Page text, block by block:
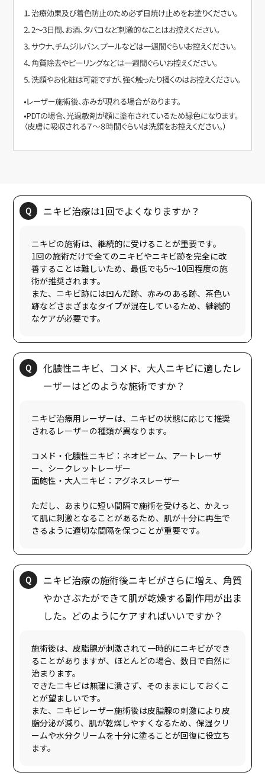
ニキビの施術は、継続的に受けることが重要です。
1回の施術だけで全てのニキビやニキビ跡を完全に改
善することは難しいため、最低でも5〜10回程度の施
術が推奨されます。
また、ニキビ跡には凹んだ跡、赤みのある跡、茶色い
跡などさまざまなタイプが混在しているため、継続的
化膿性ニキビ、コメド、大人ニキビに適したレ
ニキビ治療用レーザーは、ニキビの状態に応じて推奨
されるレーザーの種類が異なります。
コメド・化膿性ニキビ：ネオビーム、アートレーザ
ー、シークレットレーザー
面皰性・大人ニキビ：アグネスレーザー
ただし、あまりに短い間隔で施術を受けると、かえっ
て肌に刺激となることがあるため、肌が十分に再生で
ニキビ治療の施術後ニキビがさらに増え、角質
やかさぶたができて肌が乾燥する副作用が出ま
施術後は、皮脂腺が刺激されて一時的にニキビができ
ることがありますが、ほとんどの場合、数日で自然に
治まります。
できたニキビは無理に潰さず、そのままにしておくこ
とが望ましいです。
また、ニキビレーザー施術後は皮脂腺の刺激により皮
脂分泌が減り、肌が乾燥しやすくなるため、保湿クリ
ームや水分クリームを十分に塗ることが回復に役立ち